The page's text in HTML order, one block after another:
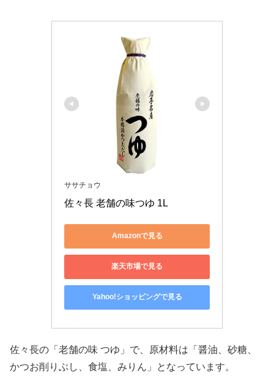
ササチョウ
佐々長 老舗の味つゆ 1L
Amazonで見る
楽天市場で見る
Yahoo!ショッピングで見る
佐々長の「老舗の味 つゆ」で、原材料は「醤油、砂糖、
かつお削りぶし、食塩、みりん」となっています。